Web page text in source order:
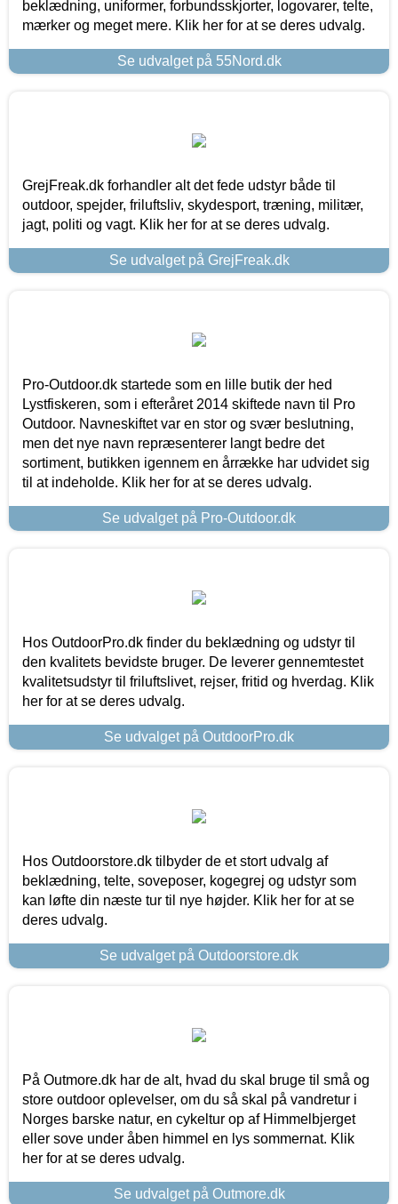
beklædning, uniformer, forbundsskjorter, logovarer, telte,
mærker og meget mere. Klik her for at se deres udvalg.
Se udvalget på 55Nord.dk
GrejFreak.dk forhandler alt det fede udstyr både til
outdoor, spejder, friluftsliv, skydesport, træning, militær,
jagt, politi og vagt. Klik her for at se deres udvalg.
Se udvalget på GrejFreak.dk
Pro-Outdoor.dk startede som en lille butik der hed
Lystfiskeren, som i efteråret 2014 skiftede navn til Pro
Outdoor. Navneskiftet var en stor og svær beslutning,
men det nye navn repræsenterer langt bedre det
sortiment, butikken igennem en årrække har udvidet sig
til at indeholde. Klik her for at se deres udvalg.
Se udvalget på Pro-Outdoor.dk
Hos OutdoorPro.dk finder du beklædning og udstyr til
den kvalitets bevidste bruger. De leverer gennemtestet
kvalitetsudstyr til friluftslivet, rejser, fritid og hverdag. Klik
her for at se deres udvalg.
Se udvalget på OutdoorPro.dk
Hos Outdoorstore.dk tilbyder de et stort udvalg af
beklædning, telte, soveposer, kogegrej og udstyr som
kan løfte din næste tur til nye højder. Klik her for at se
deres udvalg.
Se udvalget på Outdoorstore.dk
På Outmore.dk har de alt, hvad du skal bruge til små og
store outdoor oplevelser, om du så skal på vandretur i
Norges barske natur, en cykeltur op af Himmelbjerget
eller sove under åben himmel en lys sommernat. Klik
her for at se deres udvalg.
Se udvalget på Outmore.dk